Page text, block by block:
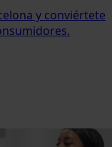
y conviértete